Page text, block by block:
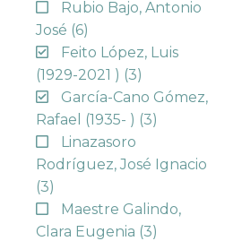
Rubio Bajo, Antonio
José (6)
Feito López, Luis
(1929-2021 ) (3)
García-Cano Gómez,
Rafael (1935- ) (3)
Linazasoro
Rodríguez, José Ignacio
(3)
Maestre Galindo,
Clara Eugenia (3)